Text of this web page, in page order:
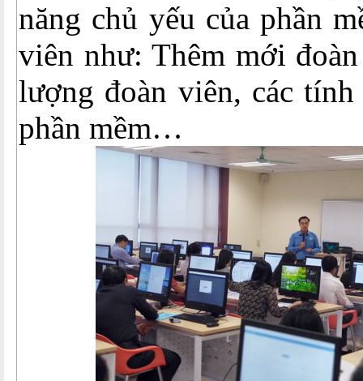
năng chủ yếu của phần
viên như: Thêm mới
lượng đoàn viên, các
phần mềm…